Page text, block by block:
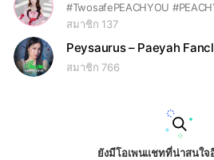
#TwosafePEACHYOU
สมาชิก 137
Peysaurus – Paeyah
สมาชิก 766
ยังมีโอเพนแชทที่น่าสนใจ